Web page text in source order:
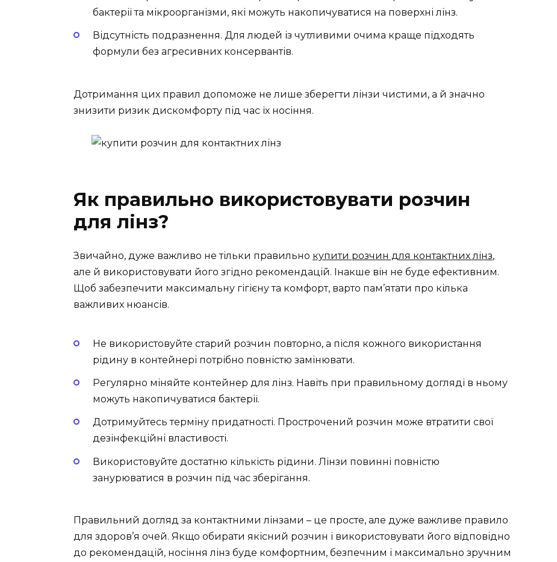
бактерії та мікроорганізми, які можуть накопичуватися на поверхні лінз.
Відсутність подразнення. Для людей із чутливими очима краще підходять
формули без агресивних консервантів.
Дотримання цих правил допоможе не лише зберегти лінзи чистими, а й значно
знизити ризик дискомфорту під час їх носіння.
Як правильно використовувати розчин
для лінз?
Звичайно, дуже важливо не тільки правильно купити розчин для контактних лінз,
але й використовувати його згідно рекомендацій. Інакше він не буде ефективним.
Щоб забезпечити максимальну гігієну та комфорт, варто пам’ятати про кілька
важливих нюансів.
Не використовуйте старий розчин повторно, а після кожного використання
рідину в контейнері потрібно повністю замінювати.
Регулярно міняйте контейнер для лінз. Навіть при правильному догляді в ньому
можуть накопичуватися бактерії.
Дотримуйтесь терміну придатності. Прострочений розчин може втратити свої
дезінфекційні властивості.
Використовуйте достатню кількість рідини. Лінзи повинні повністю
занурюватися в розчин під час зберігання.
Правильний догляд за контактними лінзами – це просте, але дуже важливе правило
для здоров’я очей. Якщо обирати якісний розчин і використовувати його відповідно
до рекомендацій, носіння лінз буде комфортним, безпечним і максимально зручним